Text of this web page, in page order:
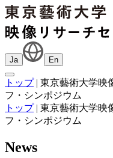
Ja En
トップ| 東京藝術大学映
フ・シンポジウム
トップ| 東京藝術大学映
フ・シンポジウム
News